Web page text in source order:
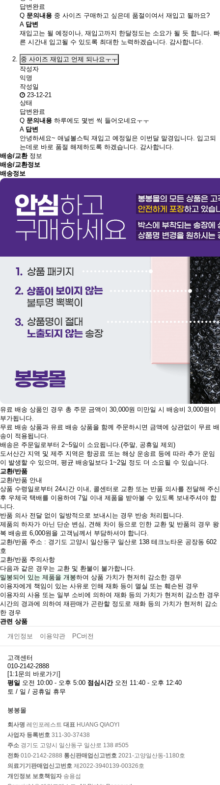
답변완료
Q 문의내용 중 사이즈 구매하고 싶은데 품절이여서 재입고 될까요?
A 답변
재입고는 될 예정이나, 재입고까지 한달정도는 소요가 될 듯 합니다. 빠
른 시간내 입고될 수 있도록 최대한 노력하겠습니다. 감사합니다.
중 사이즈 재입고 언제 되나요ㅜㅜ
작성자
익명
작성일
23-12-21
상태
답변완료
Q 문의내용 하루에도 몇번 씩 들어오네요ㅜㅜ
A 답변
안녕하세요~ 애널볼스틱 재입고 예정일은 이번달 말경입니다. 입고되
는데로 바로 품절 해제하도록 하겠습니다. 감사합니다.
배송/교환정보
배송/교환정보
배송정보
유료 배송 상품인 경우 총 주문 금액이 30,000원 미만일 시 배송비 3,000원이
부가됩니다.
무료 배송 상품과 유료 배송 상품을 함께 주문하시면 금액에 상관없이 무료 배
송이 적용됩니다.
배송은 주문일로부터 2~5일이 소요됩니다.(주말, 공휴일 제외)
도서산간 지역 및 제주 지역은 항공료 또는 해상 운송료 등에 따라 추가 운임
이 발생할 수 있으며, 평균 배송일보다 1~2일 정도 더 소요될 수 있습니다.
교환/반품
교환/반품 안내
상품 수령일로부터 24시간 이내, 콜센터로 교환 또는 반품 의사를 전달해 주신
후 우체국 택배를 이용하여 7일 이내 제품을 받아볼 수 있도록 보내주셔야 합
니다.
반품 의사 전달 없이 일방적으로 보내시는 경우 반송 처리됩니다.
제품의 하자가 아닌 단순 변심, 견해 차이 등으로 인한 교환 및 반품의 경우 왕
복 배송료 6,000원을 고객님께서 부담하셔야 합니다.
교환/반품 주소 : 경기도 고양시 일산동구 일산로 138 테크노타운 공장동 602
호
교환/반품 주의사항
다음과 같은 경우는 교환 및 환불이 불가합니다.
밀봉되어 있는 제품을 개봉하여 상품 가치가 현저히 감소한 경우
이용자에게 책임이 있는 사유로 인해 재화 등이 멸실 또는 훼손된 경우
이용자의 사용 또는 일부 소비에 의하여 재화 등의 가치가 현저히 감소한 경우
시간의 경과에 의하여 재판매가 곤란할 정도로 재화 등의 가치가 현저히 감소
한 경우
관련 상품
개인정보 이용약관 PC버전
고객센터
010-2142-2888
[1:1문의 바로가기]
평일 오전 10:00 - 오후 5:00 점심시간오전 11:40 - 오후 12:40
토 / 일 / 공휴일 휴무
봉봉몰
회사명 레인포레스트 대표 HUANG QIAOYI
사업자 등록번호 311-30-37438
주소 경기도 고양시 일산동구 일산로 138 #505
전화 010-2142-2888 통신판매업신고번호 2021-고양일산동-1180호
의료기기판매업신고번호 제2022-3940139-00326호
개인정보 보호책임자 송용섭